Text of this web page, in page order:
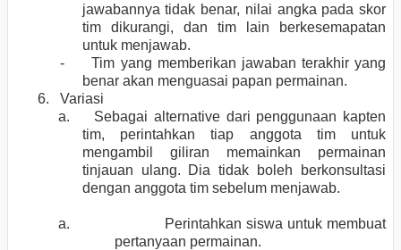
jawabannya tidak benar, nilai angka pada skor
tim dikurangi, dan tim lain berkesemapatan
untuk menjawab.
- Tim yang memberikan jawaban terakhir yang
benar akan menguasai papan permainan.
6. Variasi
a. Sebagai alternative dari penggunaan kapten
tim, perintahkan tiap anggota tim untuk
mengambil giliran memainkan permainan
tinjauan ulang. Dia tidak boleh berkonsultasi
dengan anggota tim sebelum menjawab.
a.
Perintahkan siswa untuk membuat
pertanyaan permainan.